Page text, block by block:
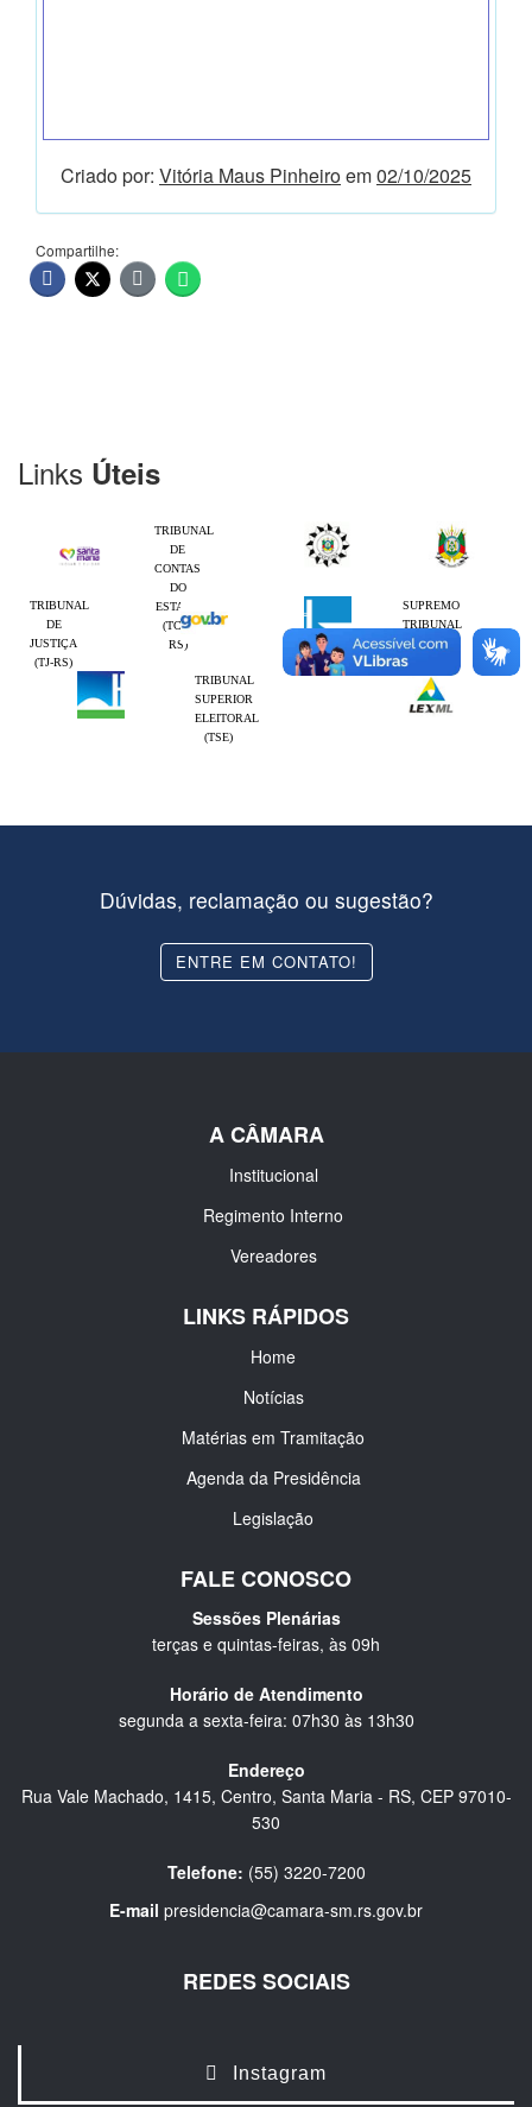
Criado por: Vitória Maus Pinheiroem02/10/2025
Compartilhe:
Links Úteis
TRIBUNAL
DE
CONTAS
DO
ESTADO
(TCE-
RS)
TRIBUNAL
DE
JUSTIÇA
(TJ-RS)
SUPREMO
TRIBUNAL
FEDERAL
TRIBUNAL
SUPERIOR
ELEITORAL
(TSE)
Dúvidas, reclamação ou sugestão?
ENTRE EM CONTATO!
A CÂMARA
Institucional
Regimento Interno
Vereadores
LINKS RÁPIDOS
Home
Notícias
Matérias em Tramitação
Agenda da Presidência
Legislação
FALE CONOSCO
Sessões Plenárias
terças e quintas-feiras, às 09h
Horário de Atendimento
segunda a sexta-feira: 07h30 às 13h30
Endereço
Rua Vale Machado, 1415, Centro, Santa Maria - RS, CEP 97010-
530
Telefone: (55) 3220-7200
E-mail presidencia@camara-sm.rs.gov.br
REDES SOCIAIS
Instagram